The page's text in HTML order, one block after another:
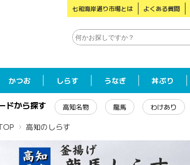
七和海岸通り市場とは よくある質問
かつお しらす うなぎ 丼ぶり
ドから探す 高知名物 龍馬 わけあり
高知のしらす